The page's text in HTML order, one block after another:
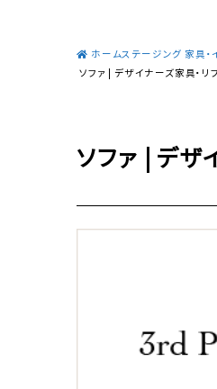
ホームステージング 家具・
ソファ | デザイナーズ家具・リ
ソファ | デザ